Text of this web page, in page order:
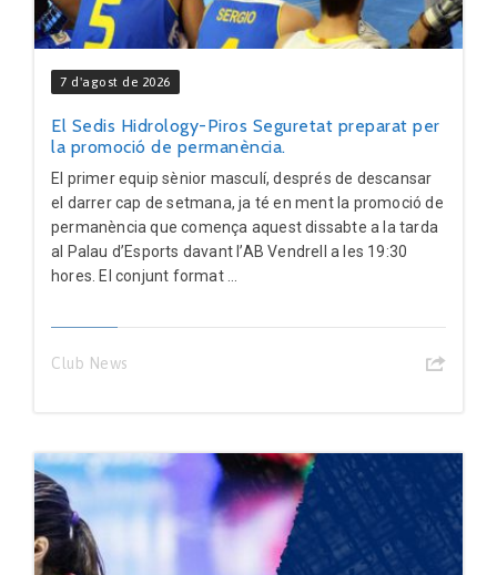
7 d'agost de 2026
El Sedis Hidrology-Piros Seguretat preparat per
la promoció de permanència.
El primer equip sènior masculí, després de descansar
el darrer cap de setmana, ja té en ment la promoció de
permanència que comença aquest dissabte a la tarda
al Palau d’Esports davant l’AB Vendrell a les 19:30
hores. El conjunt format ...
Club News